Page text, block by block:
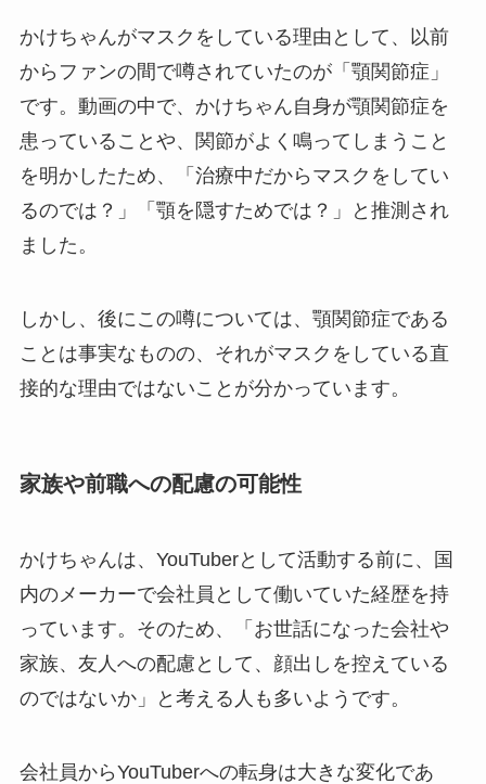
かけちゃんがマスクをしている理由として、以前
からファンの間で噂されていたのが「顎関節症」
です。動画の中で、かけちゃん自身が顎関節症を
患っていることや、関節がよく鳴ってしまうこと
を明かしたため、「治療中だからマスクをしてい
るのでは？」「顎を隠すためでは？」と推測され
ました。
しかし、後にこの噂については、顎関節症である
ことは事実なものの、それがマスクをしている直
接的な理由ではないことが分かっています。
家族や前職への配慮の可能性
かけちゃんは、YouTuberとして活動する前に、国
内のメーカーで会社員として働いていた経歴を持
っています。そのため、「お世話になった会社や
家族、友人への配慮として、顔出しを控えている
のではないか」と考える人も多いようです。
会社員からYouTuberへの転身は大きな変化であ